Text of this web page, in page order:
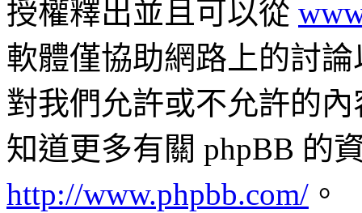
授權釋出並且可以從
軟體僅協助網路上的討
對我們允許或不允許的
知道更多有關 phpBB 的
http://www.phpbb.com/ 。